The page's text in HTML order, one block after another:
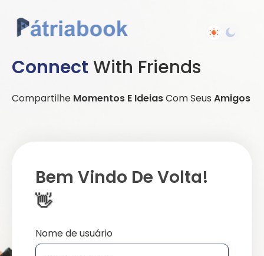
Connect With Friends
Compartilhe Momentos E IdeiasCom Seus Amigos
Bem Vindo De Volta!
👋
Nome de usuário